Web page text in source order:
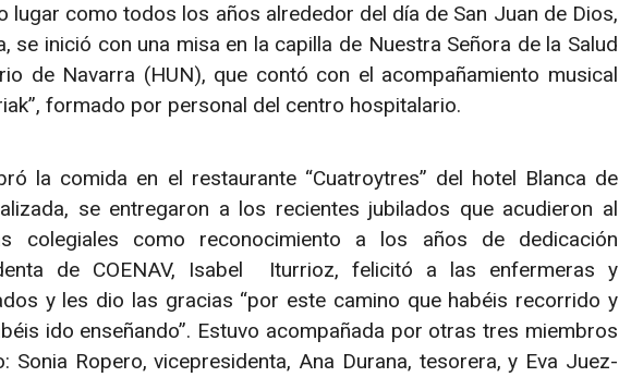
lugar como todos los años alrededor del día de San Juan de Dios,
se inició con una misa en la capilla de Nuestra Señora de la Salud
de Navarra (HUN), que contó con el acompañamiento musical
formado por personal del centro hospitalario.
la comida en el restaurante “Cuatroytres” del hotel Blanca de
se entregaron a los recientes jubilados que acudieron al
colegiales como reconocimiento a los años de dedicación
de COENAV, Isabel Iturrioz, felicitó a las enfermeras y
y les dio las gracias “por este camino que habéis recorrido y
ido enseñando”. Estuvo acompañada por otras tres miembros
Sonia Ropero, vicepresidenta, Ana Durana, tesorera, y Eva Juez-